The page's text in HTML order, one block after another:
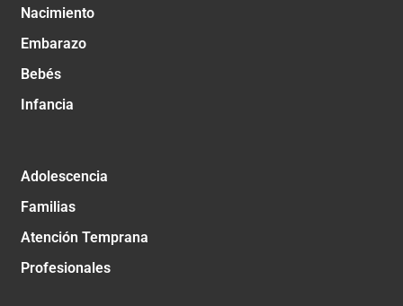
Nacimiento
Embarazo
Bebés
Infancia
Adolescencia
Familias
Atención Temprana
Profesionales